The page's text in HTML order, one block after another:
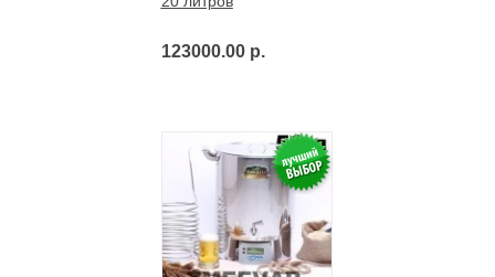
123000.00 р.